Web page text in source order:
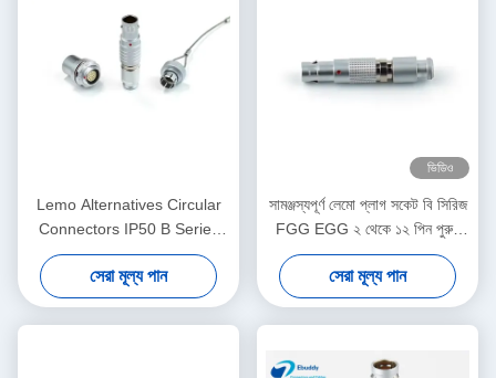
Lemo Alternatives Circular
Connectors IP50 B Series
Socket Plug with Dust-proof
Cover
সেরা মূল্য পান
ভিডিও
সামঞ্জস্যপূর্ণ লেমো প্লাগ সকেট বি সিরিজ
FGG EGG ২ থেকে ১২ পিন পুরুষ
মহিলা সংযোগকারী সোলার পাওয়ার
সিস্টেমের জন্য
সেরা মূল্য পান